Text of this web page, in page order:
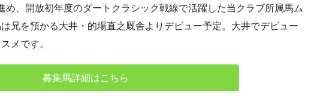
め、開放初年度のダートクラシック戦線で活躍した当クラブ所属馬ム
兄を預かる大井・的場直之厩舎よりデビュー予定。大井でデビュー
メです。
募集馬詳細はこちら